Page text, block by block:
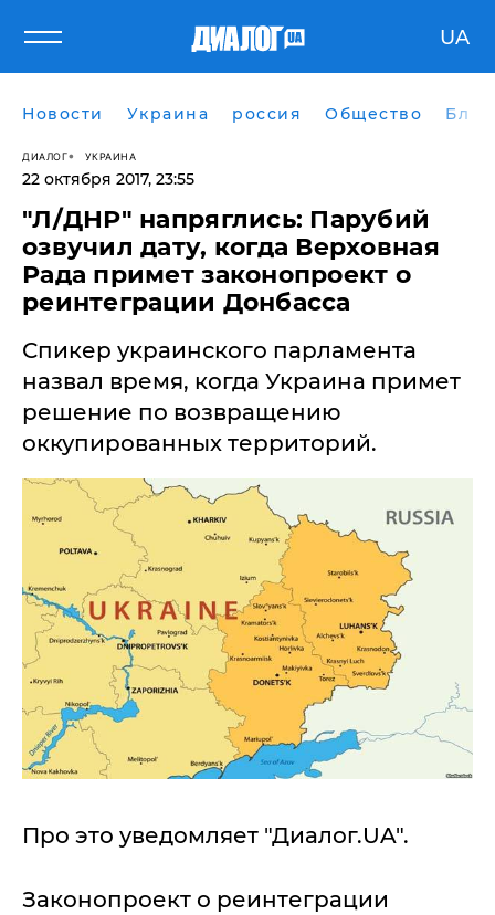
UA
Новости Украина россия Общество
ДИАЛОГ УКРАИНА
22 октября 2017, 23:55
"Л/ДНР" напряглись: Парубий
озвучил дату, когда Верховная
Рада примет законопроект о
реинтеграции Донбасса
Спикер украинского парламента
назвал время, когда Украина примет
решение по возвращению
оккупированных территорий.
Про это уведомляет "Диалог.UA".
Законопроект о реинтеграции